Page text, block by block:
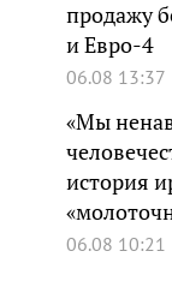
продажу
и Евро-4
06.08 13:37
«Мы
история
06.08 10:21